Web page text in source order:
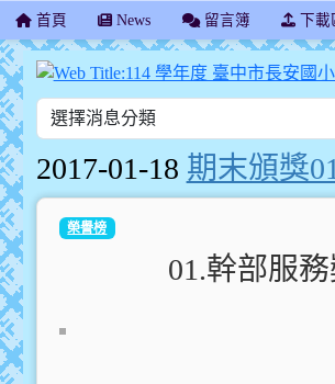
首頁 News 留言簿 下載
2017-01-18 期末頒獎01
榮譽榜
01.幹部服